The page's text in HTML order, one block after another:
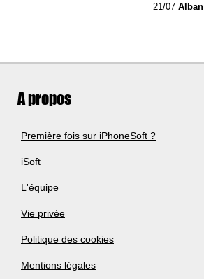
21/07Alban
A propos
Première fois sur iPhoneSoft ?
iSoft
L'équipe
Vie privée
Politique des cookies
Mentions légales